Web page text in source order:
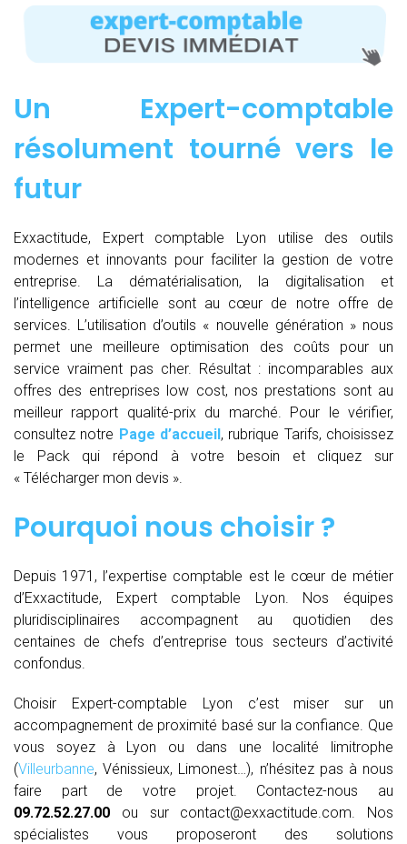
Un Expert-comptable
résolument tourné vers le
futur
Exxactitude, Expert comptable Lyon utilise des outils
modernes et innovants pour faciliter la gestion de votre
entreprise. La dématérialisation, la digitalisation et
l’intelligence artificielle sont au cœur de notre offre de
services. L’utilisation d’outils « nouvelle génération » nous
permet une meilleure optimisation des coûts pour un
service vraiment pas cher. Résultat : incomparables aux
offres des entreprises low cost, nos prestations sont au
meilleur rapport qualité-prix du marché. Pour le vérifier,
consultez notre Page d’accueil, rubrique Tarifs, choisissez
le Pack qui répond à votre besoin et cliquez sur
« Télécharger mon devis ».
Pourquoi nous choisir ?
Depuis 1971, l’expertise comptable est le cœur de métier
d’Exxactitude, Expert comptable Lyon. Nos équipes
pluridisciplinaires accompagnent au quotidien des
centaines de chefs d’entreprise tous secteurs d’activité
confondus.
Choisir Expert-comptable Lyon c’est miser sur un
accompagnement de proximité basé sur la confiance. Que
vous soyez à Lyon ou dans une localité limitrophe
(Villeurbanne, Vénissieux, Limonest…), n’hésitez pas à nous
faire part de votre projet. Contactez-nous au
09.72.52.27.00 ou sur contact@exxactitude.com. Nos
spécialistes vous proposeront des solutions